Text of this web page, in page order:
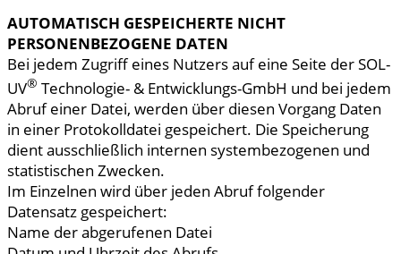
AUTOMATISCH GESPEICHERTE NICHT
PERSONENBEZOGENE DATEN
Bei jedem Zugriff eines Nutzers auf eine Seite der SOL-
UV® Technologie- & Entwicklungs-GmbH und bei jedem
Abruf einer Datei, werden über diesen Vorgang Daten
in einer Protokolldatei gespeichert. Die Speicherung
dient ausschließlich internen systembezogenen und
statistischen Zwecken.
Im Einzelnen wird über jeden Abruf folgender
Datensatz gespeichert:
Name der abgerufenen Datei